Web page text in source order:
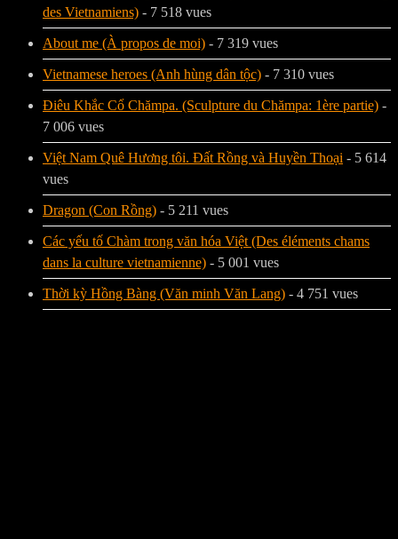
des Vietnamiens) - 7 518 vues
About me (À propos de moi) - 7 319 vues
Vietnamese heroes (Anh hùng dân tộc) - 7 310 vues
Điêu Khắc Cổ Chămpa. (Sculpture du Chămpa: 1ère partie) -
7 006 vues
Việt Nam Quê Hương tôi. Đất Rồng và Huyền Thoại - 5 614
vues
Dragon (Con Rồng) - 5 211 vues
Các yếu tố Chàm trong văn hóa Việt (Des éléments chams
dans la culture vietnamienne) - 5 001 vues
Thời kỳ Hồng Bàng (Văn minh Văn Lang) - 4 751 vues